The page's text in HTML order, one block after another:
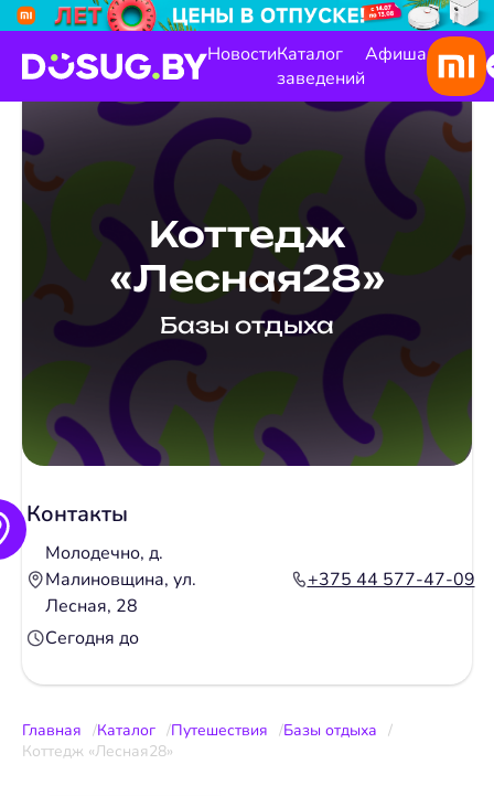
НовостиКаталог
заведений
Афиша
Коттедж
«Лесная28»
Базы отдыха
Контакты
Молодечно, д.
Малиновщина, ул.
Лесная, 28
+375 44 577-47-09
Сегодня до
Главная Каталог Путешествия
Базы отдыха
Коттедж «Лесная28»